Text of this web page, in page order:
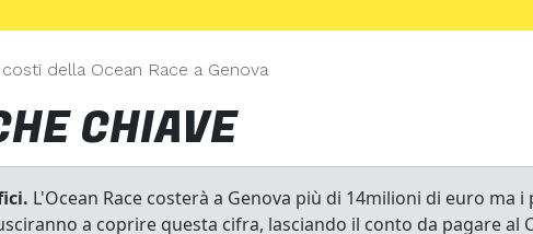
della Ocean Race a Genova
CHIAVE
L'Ocean Race costerà a Genova più di 14milioni di euro ma
a coprire questa cifra, lasciando il conto da pagare al